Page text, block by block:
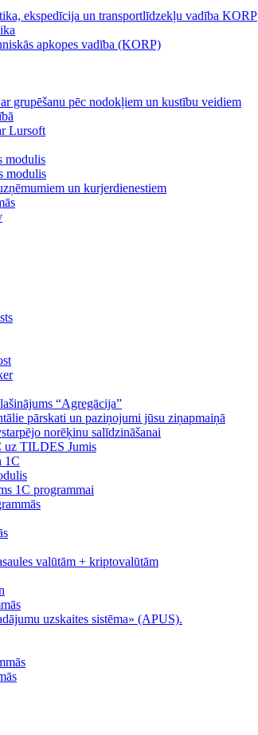
ekspedīcija un transportlīdzekļu vadība KORP
apkopes vadība (KORP)
grupēšanu pēc nodokļiem un kustību veidiem
Lursoft
modulis
modulis
un kurjerdienestiem
“Agregācija”
pārskati un paziņojumi jūsu ziņapmaiņā
norēķinu salīdzināšanai
uz TILDES Jumis
1C
1C programmai
valūtām + kriptovalūtām
uzskaites sistēma» (APUS).